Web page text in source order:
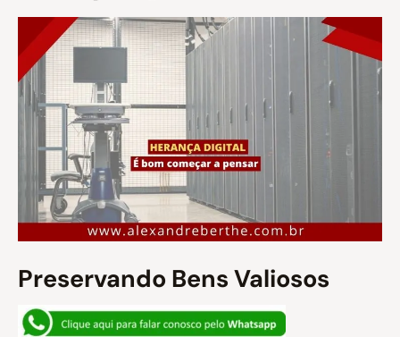
Preservando Bens Valiosos